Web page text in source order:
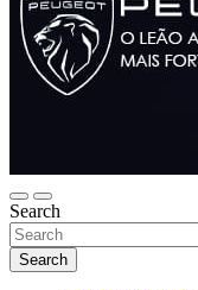
Search
Search